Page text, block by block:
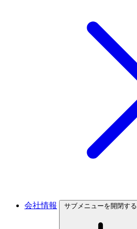
会社情報 サブメニューを開閉する